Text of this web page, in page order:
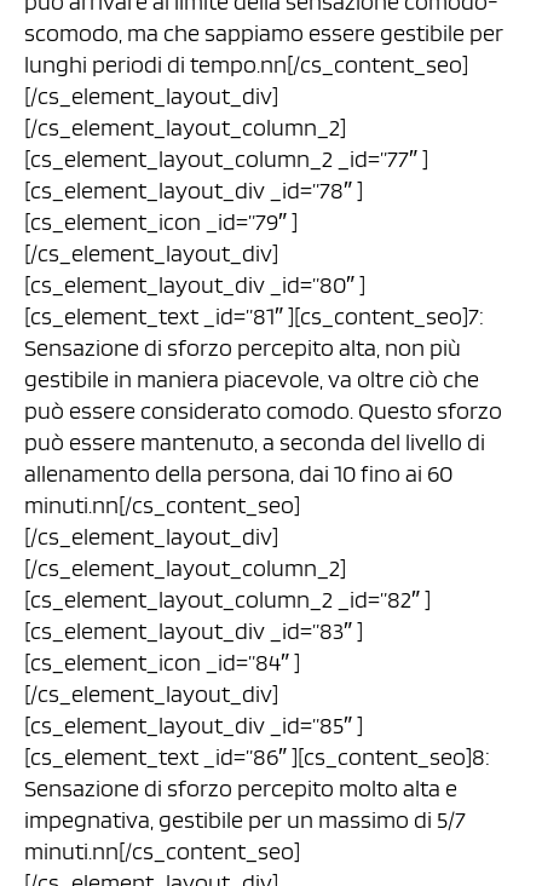
scomodo, ma che sappiamo essere gestibile per
lunghi periodi di tempo.nn[/cs_content_seo]
[/cs_element_layout_div]
[/cs_element_layout_column_2]
[cs_element_layout_column_2 _id=”77″ ]
[cs_element_layout_div _id=”78″ ]
[cs_element_icon _id=”79″ ]
[/cs_element_layout_div]
[cs_element_layout_div _id=”80″ ]
[cs_element_text _id=”81″ ][cs_content_seo]7:
Sensazione di sforzo percepito alta, non più
gestibile in maniera piacevole, va oltre ciò che
può essere considerato comodo. Questo sforzo
può essere mantenuto, a seconda del livello di
allenamento della persona, dai 10 fino ai 60
minuti.nn[/cs_content_seo]
[/cs_element_layout_div]
[/cs_element_layout_column_2]
[cs_element_layout_column_2 _id=”82″ ]
[cs_element_layout_div _id=”83″ ]
[cs_element_icon _id=”84″ ]
[/cs_element_layout_div]
[cs_element_layout_div _id=”85″ ]
[cs_element_text _id=”86″ ][cs_content_seo]8:
Sensazione di sforzo percepito molto alta e
impegnativa, gestibile per un massimo di 5/7
minuti.nn[/cs_content_seo]